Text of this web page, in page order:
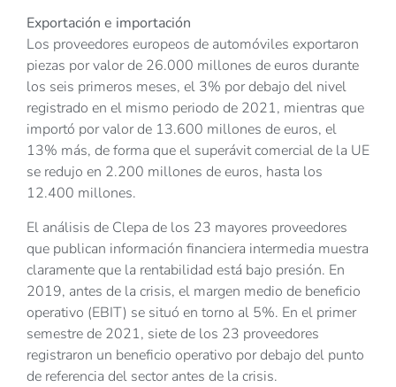
Exportación e importación
Los proveedores europeos de automóviles exportaron
piezas por valor de 26.000 millones de euros durante
los seis primeros meses, el 3% por debajo del nivel
registrado en el mismo periodo de 2021, mientras que
importó por valor de 13.600 millones de euros, el
13% más, de forma que el superávit comercial de la UE
se redujo en 2.200 millones de euros, hasta los
12.400 millones.
El análisis de Clepa de los 23 mayores proveedores
que publican información financiera intermedia muestra
claramente que la rentabilidad está bajo presión. En
2019, antes de la crisis, el margen medio de beneficio
operativo (EBIT) se situó en torno al 5%. En el primer
semestre de 2021, siete de los 23 proveedores
registraron un beneficio operativo por debajo del punto
de referencia del sector antes de la crisis.